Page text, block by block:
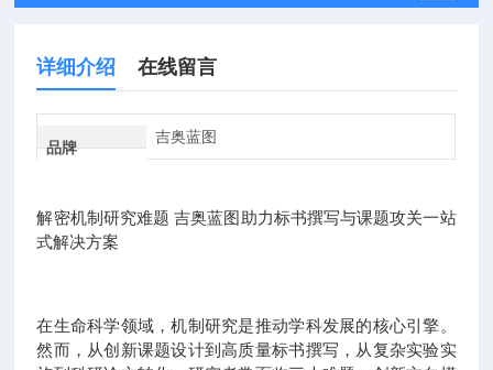
详细介绍 在线留言
品牌
吉奥蓝图
解密机制研究难题 吉奥蓝图助力标书撰写与课题攻关一站
式解决方案
在生命科学领域，机制研究是推动学科发展的核心引擎。
然而，从创新课题设计到高质量标书撰写，从复杂实验实